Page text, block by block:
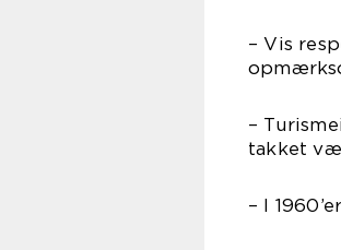
– Vis
–
takket
– I